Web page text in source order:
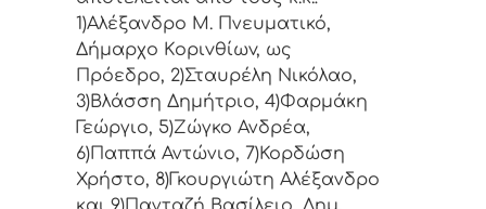
1)Αλέξανδρο Μ. Πνευματικό,
Δήμαρχo Κoριvθίωv, ως
Πρόεδρo, 2)Σταυρέλη Νικόλαο,
3)Βλάσση Δημήτριο, 4)Φαρμάκη
Γεώργιο, 5)Ζώγκο Ανδρέα,
6)Παππά Αντώνιο, 7)Κορδώση
Χρήστο, 8)Γκουργιώτη Αλέξανδρο